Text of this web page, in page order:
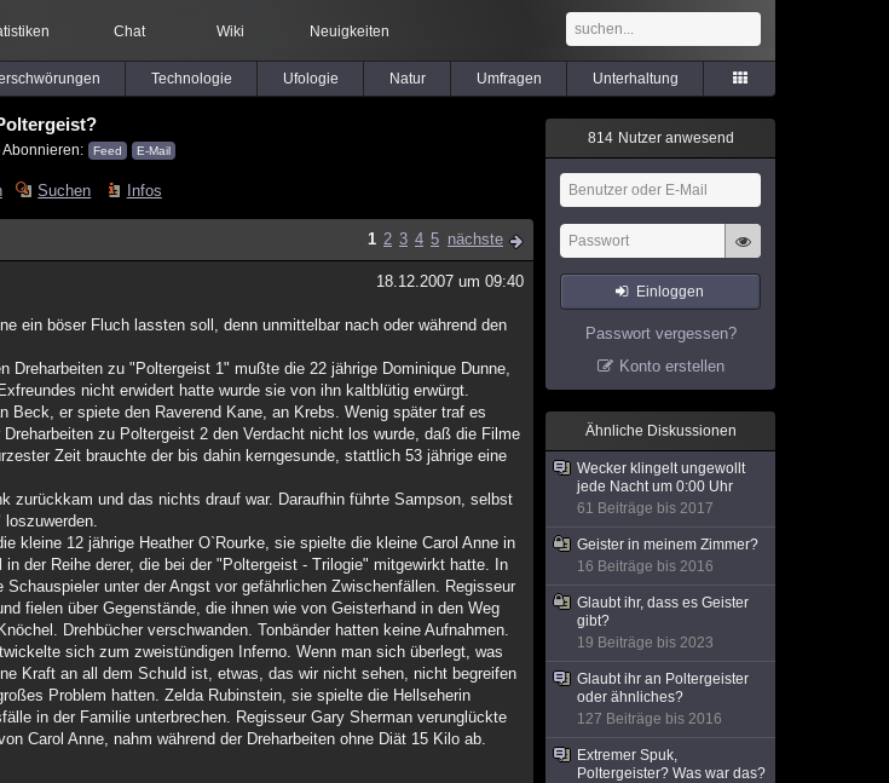
Chat Wiki Neuigkeiten
Technologie Ufologie Natur Umfragen Unterhaltung
Abonnieren: Feed E-Mail
Suchen Infos
1 2 3 4 5 nächste
18.12.2007 um 09:40
ein böser Fluch lassten soll, denn unmittelbar nach oder während den
zu "Poltergeist 1" mußte die 22 jährige Dominique Dunne,
nicht erwidert hatte wurde sie von ihn kaltblütig erwürgt.
er spiete den Raverend Kane, an Krebs. Wenig später traf es
zu Poltergeist 2 den Verdacht nicht los wurde, daß die Filme
Zeit brauchte der bis dahin kerngesunde, stattlich 53 jährige eine
zurückkam und das nichts drauf war. Daraufhin führte Sampson, selbst
kleine 12 jährige Heather O`Rourke, sie spielte die kleine Carol Anne in
der Reihe derer, die bei der "Poltergeist - Trilogie" mitgewirkt hatte. In
unter der Angst vor gefährlichen Zwischenfällen. Regisseur
fielen über Gegenstände, die ihnen wie von Geisterhand in den Weg
Drehbücher verschwanden. Tonbänder hatten keine Aufnahmen.
sich zum zweistündigen Inferno. Wenn man sich überlegt, was
Kraft an all dem Schuld ist, etwas, das wir nicht sehen, nicht begreifen
Problem hatten. Zelda Rubinstein, sie spielte die Hellseherin
in der Familie unterbrechen. Regisseur Gary Sherman verunglückte
Carol Anne, nahm während der Dreharbeiten ohne Diät 15 Kilo ab.
814 Nutzer anwesend
Einloggen
Passwort vergessen?
Konto erstellen
Ähnliche Diskussionen
Wecker klingelt ungewollt
jede Nacht um 0:00 Uhr
61 Beiträge bis 2017
Geister in meinem Zimmer?
16 Beiträge bis 2016
Glaubt ihr, dass es Geister
gibt?
19 Beiträge bis 2023
Glaubt ihr an Poltergeister
oder ähnliches?
127 Beiträge bis 2016
Extremer Spuk,
Poltergeister? Was war das?